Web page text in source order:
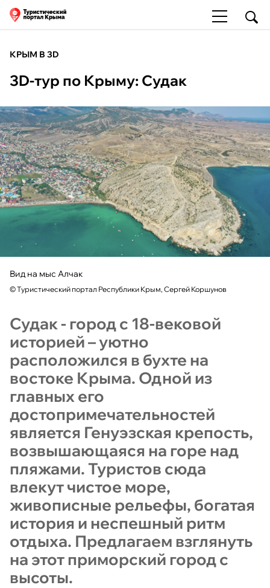
КРЫМ В 3D
3D-тур по Крыму: Судак
Вид на мыс Алчак
©Туристический портал Республики Крым, Сергей Коршунов
Судак - город с 18-вековой
историей – уютно
расположился в бухте на
востоке Крыма. Одной из
главных его
достопримечательностей
является Генуэзская крепость,
возвышающаяся на горе над
пляжами. Туристов сюда
влекут чистое море,
живописные рельефы, богатая
история и неспешный ритм
отдыха. Предлагаем взглянуть
на этот приморский город с
высоты.